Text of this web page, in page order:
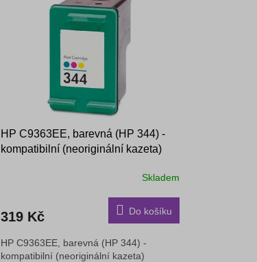
HP C9363EE, barevná (HP 344) -
kompatibilní (neoriginální kazeta)
Skladem
319 Kč Do košíku
HP C9363EE, barevná (HP 344) -
kompatibilní (neoriginální kazeta)